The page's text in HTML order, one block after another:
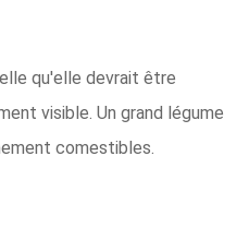
qu'elle devrait être
visible. Un grand légume
comestibles.